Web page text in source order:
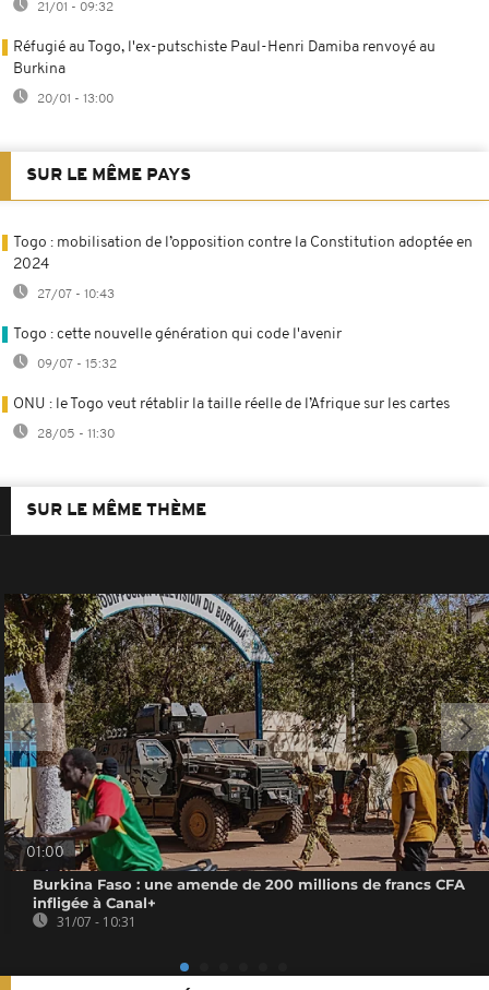
21/01 - 09:32
Réfugié au Togo, l'ex-putschiste Paul-Henri Damiba renvoyé au
Burkina
20/01 - 13:00
SUR LE MÊME PAYS
Togo : mobilisation de l’opposition contre la Constitution adoptée en
2024
27/07 - 10:43
Togo : cette nouvelle génération qui code l'avenir
09/07 - 15:32
ONU : le Togo veut rétablir la taille réelle de l’Afrique sur les cartes
28/05 - 11:30
SUR LE MÊME THÈME
01:00
Burkina Faso : une amende de 200 millions de francs CFA
infligée à Canal+
31/07 - 10:31